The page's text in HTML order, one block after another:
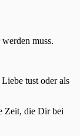
muss.
tust oder als
Zeit, die Dir bei